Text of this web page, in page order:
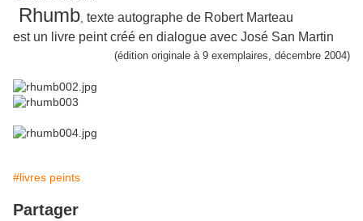
Rhumb texte autographe de Robert Marteau
est un livre peint créé en dialogue avec José San Martin
(édition originale à 9 exemplaires, décembre 2004)
#livres peints
Partager